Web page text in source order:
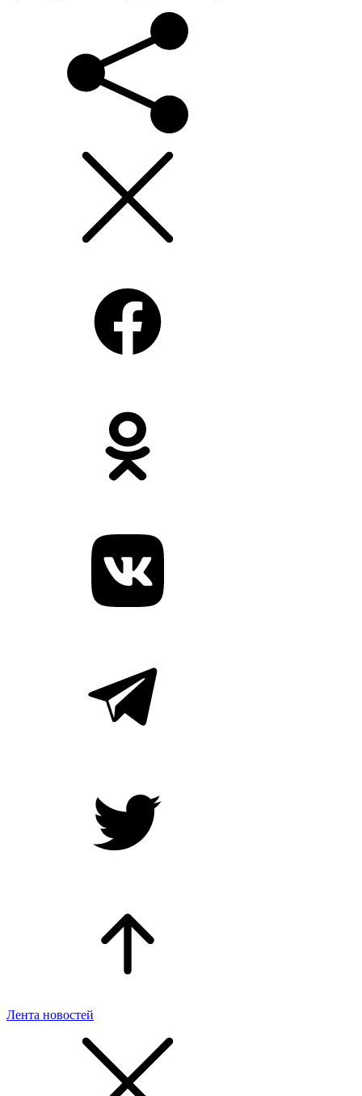
Лента новостей